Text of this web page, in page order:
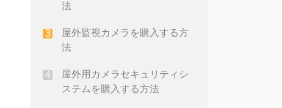
法
屋外監視カメラを購入する方
法
屋外用カメラセキュリティシ
ステムを購入する方法